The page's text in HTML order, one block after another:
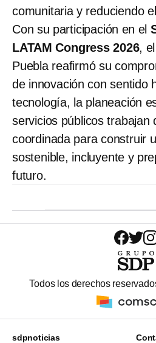
comunitaria y reduciendo
Con su participación en el
LATAM Congress 2026,
Puebla reafirmó su
de innovación con sentido
tecnología, la planeación
servicios públicos trabajan
coordinada para construir
sostenible, incluyente y
futuro.
Todos los derechos
sdpnoticias